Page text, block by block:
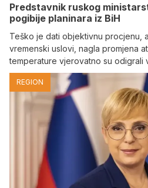
Predstavnik ruskog
pogibije planinara iz BiH
Teško je dati objektivnu procjenu,
vremenski uslovi, nagla promjena
temperature vjerovatno su odigrali
REGION